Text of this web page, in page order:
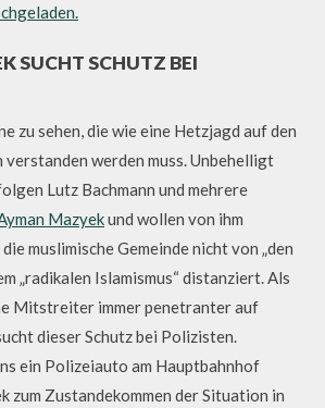
SUCHT SCHUTZ BEI
zu sehen, die wie eine Hetzjagd auf den
werden muss. Unbehelligt
Lutz Bachmann und mehrere
Mazyekund wollen von ihm
muslimische Gemeinde nicht von „den
„radikalen Islamismus“ distanziert. Als
Mitstreiter immer penetranter auf
dieser Schutz bei Polizisten.
ein Polizeiauto am Hauptbahnhof
zum Zustandekommen der Situation in